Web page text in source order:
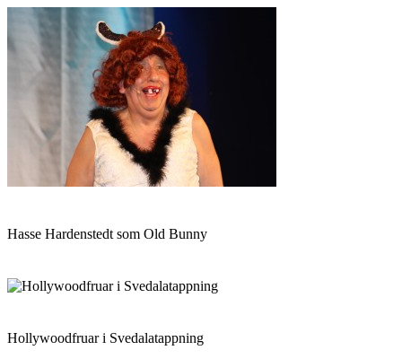
Hasse Hardenstedt som Old Bunny
Hollywoodfruar i Svedalatappning